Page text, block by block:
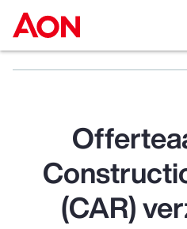
Home Verzekeringen
Construction All Risk (CAR)
(CAR)